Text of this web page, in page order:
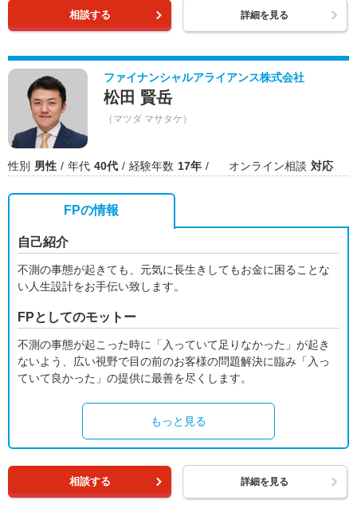
相談する 詳細を見る
ファイナンシャルアライアンス株式会社
松田 賢岳
（マツダ マサタケ）
性別 男性 年代 40代 経験年数 17年 オンライン相談 対応
FPの情報
自己紹介
不測の事態が起きても、元気に⾧生きしてもお金に困ることな
い人生設計をお手伝い致します。
FPとしてのモットー
不測の事態が起こった時に「入っていて足りなかった」が起き
ないよう、広い視野で目の前のお客様の問題解決に臨み「入っ
ていて良かった」の提供に最善を尽くします。
もっと見る
相談する 詳細を見る